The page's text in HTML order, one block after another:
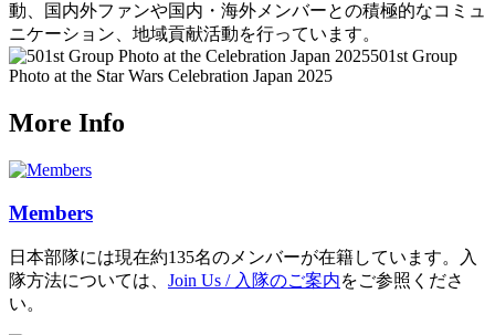
動、国内外ファンや国内・海外メンバーとの積極的なコミュ
ニケーション、地域貢献活動を行っています。
501st Group
Photo at the Star Wars Celebration Japan 2025
More Info
Members
日本部隊には現在約135名のメンバーが在籍しています。入
隊方法については、 Join Us / 入隊のご案内をご参照くださ
い。